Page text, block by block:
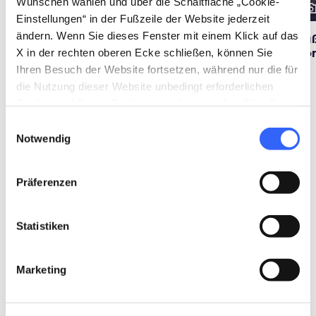
Einstellungen“ in der Fußzeile der Website jederzeit
ändern. Wenn Sie dieses Fenster mit einem Klick auf das
X in der rechten oberen Ecke schließen, können Sie
Ihren Besuch der Website fortsetzen, während nur die für
die Nutzung dieser Website unbedingt erforderlichen
Zustimmung.
Notwendig
Präferenzen
Statistiken
Marketing
photo_camera Attraktionen
Basilika San
Clemente in Santa
Maria dei Servi
photo_camera Attraktionen
Basilika San
Domenico
Veranstaltungen Ansehen auf der Karte
favorite_border